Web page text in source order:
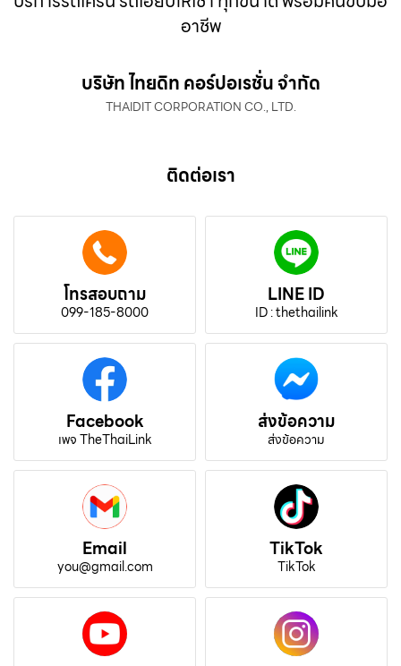
อาชีพ
บริษัท ไทยดิท คอร์ปอเรชั่น จำกัด
THAIDIT CORPORATION CO., LTD.
ติดต่อเรา
โทรสอบถาม
099-185-8000
LINE ID
ID : thethailink
Facebook
เพจ TheThaiLink
ส่งข้อความ
ส่งข้อความ
Email
you@gmail.com
TikTok
TikTok